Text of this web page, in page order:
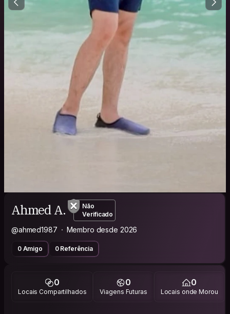
Ahmed A.
Não
Verificado
@ahmed1987 Membro desde 2026
0 Amigo 0 Referência
0
Locais Compartilhados
0
Viagens Futuras
0
Locais onde Morou